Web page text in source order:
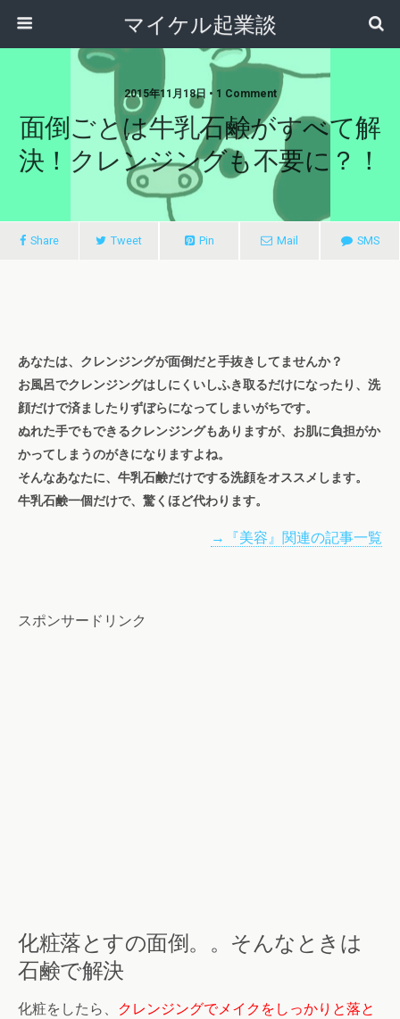
マイケル起業談
2015年11月18日 • 1 Comment
面倒ごとは牛乳石鹸がすべて解
決！クレンジングも不要に？！
Share Tweet Pin Mail SMS
あなたは、クレンジングが面倒だと手抜きしてませんか？
お風呂でクレンジングはしにくいしふき取るだけになったり、洗
顔だけで済ましたりずぼらになってしまいがちです。
ぬれた手でもできるクレンジングもありますが、お肌に負担がか
かってしまうのがきになりますよね。
そんなあなたに、牛乳石鹸だけでする洗顔をオススメします。
牛乳石鹸一個だけで、驚くほど代わります。
→『美容』関連の記事一覧
スポンサードリンク
化粧落とすの面倒。。そんなときは
石鹸で解決
化粧をしたら、
クレンジングでメイクをしっかりと落と